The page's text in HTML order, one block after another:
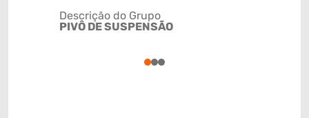
Descrição do Grupo
PIVÔ DE SUSPENSÃO
123